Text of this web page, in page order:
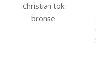
Christian tok
bronse